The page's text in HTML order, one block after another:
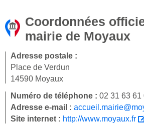
Coordonnées
mairie de Moyaux
Adresse postale :
Place de Verdun
14590 Moyaux
Numéro de téléphone : 02 31 63 61
Adresse e-mail :
Site internet : http://www.moyaux.fr